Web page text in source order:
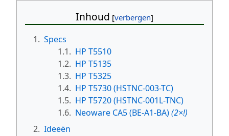
Inhoud
1. Specs
1.1. HP T5510
1.2. HP T5135
1.3. HP T5325
1.4. HP T5730 (HSTNC-003-TC)
1.5. HP T5720 (HSTNC-001L-TNC)
1.6. Neoware CA5 (BE-A1-BA)(2×!)
2. Ideeën